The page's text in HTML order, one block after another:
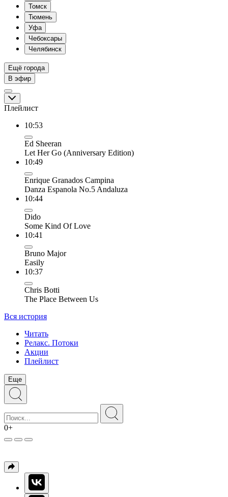
Томск
Тюмень
Уфа
Чебоксары
Челябинск
Ещё города
В эфир
Плейлист
10:53
Ed Sheeran
Let Her Go (Anniversary Edition)
10:49
Enrique Granados Campina
Danza Espanola No.5 Andaluza
10:44
Dido
Some Kind Of Love
10:41
Bruno Major
Easily
10:37
Chris Botti
The Place Between Us
Вся история
Читать
Релакс. Потоки
Акции
Плейлист
Еще
0+